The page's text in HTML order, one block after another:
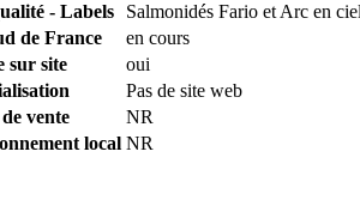
- Labels
Salmonidés Fario et Arc en
de France
en cours
sur site
oui
Pas de site web
vente
NR
local NR